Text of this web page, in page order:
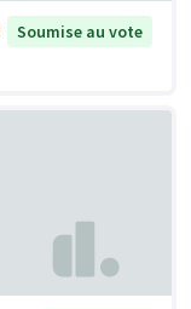
Soumise au vote